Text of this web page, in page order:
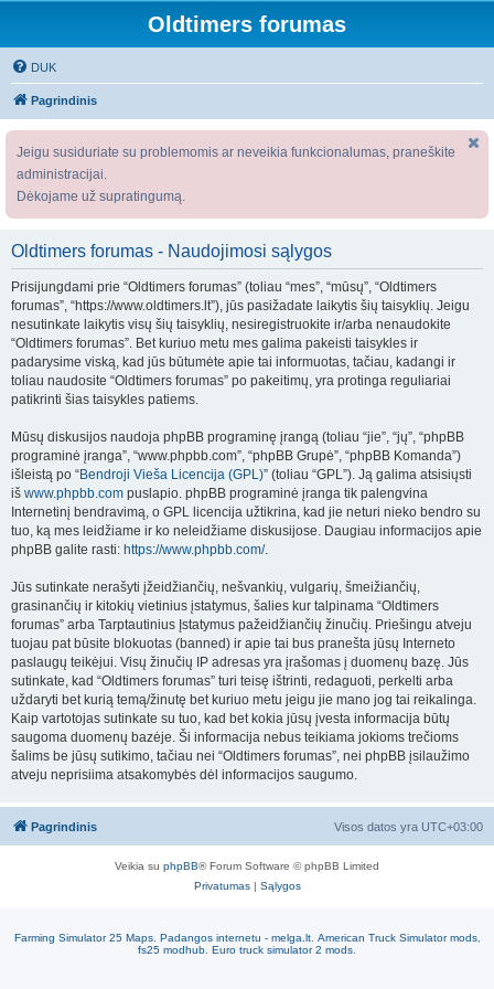
Oldtimers forumas
DUK
Pagrindinis
Jeigu susiduriate su problemomis ar neveikia funkcionalumas, praneškite
administracijai.
Dėkojame už supratingumą.
Oldtimers forumas - Naudojimosi sąlygos
Prisijungdami prie “Oldtimers forumas” (toliau “mes”, “mūsų”, “Oldtimers
forumas”, “https://www.oldtimers.lt”), jūs pasižadate laikytis šių taisyklių. Jeigu
nesutinkate laikytis visų šių taisyklių, nesiregistruokite ir/arba nenaudokite
“Oldtimers forumas”. Bet kuriuo metu mes galima pakeisti taisykles ir
padarysime viską, kad jūs būtumėte apie tai informuotas, tačiau, kadangi ir
toliau naudosite “Oldtimers forumas” po pakeitimų, yra protinga reguliariai
patikrinti šias taisykles patiems.
Mūsų diskusijos naudoja phpBB programinę įrangą (toliau “jie”, “jų”, “phpBB
programinė įranga”, “www.phpbb.com”, “phpBB Grupė”, “phpBB Komanda”)
išleistą po “Bendroji Vieša Licencija (GPL)” (toliau “GPL”). Ją galima atsisiųsti
iš www.phpbb.com puslapio. phpBB programinė įranga tik palengvina
Internetinį bendravimą, o GPL licencija užtikrina, kad jie neturi nieko bendro su
tuo, ką mes leidžiame ir ko neleidžiame diskusijose. Daugiau informacijos apie
phpBB galite rasti: https://www.phpbb.com/.
Jūs sutinkate nerašyti įžeidžiančių, nešvankių, vulgarių, šmeižiančių,
grasinančių ir kitokių vietinius įstatymus, šalies kur talpinama “Oldtimers
forumas” arba Tarptautinius Įstatymus pažeidžiančių žinučių. Priešingu atveju
tuojau pat būsite blokuotas (banned) ir apie tai bus pranešta jūsų Interneto
paslaugų teikėjui. Visų žinučių IP adresas yra įrašomas į duomenų bazę. Jūs
sutinkate, kad “Oldtimers forumas” turi teisę ištrinti, redaguoti, perkelti arba
uždaryti bet kurią temą/žinutę bet kuriuo metu jeigu jie mano jog tai reikalinga.
Kaip vartotojas sutinkate su tuo, kad bet kokia jūsų įvesta informacija būtų
saugoma duomenų bazėje. Ši informacija nebus teikiama jokioms trečioms
šalims be jūsų sutikimo, tačiau nei “Oldtimers forumas”, nei phpBB įsilaužimo
atveju neprisiima atsakomybės dėl informacijos saugumo.
Pagrindinis Visos datos yra UTC+03:00
Veikia su phpBB® Forum Software © phpBB Limited
Privatumas| Sąlygos
Farming Simulator 25 Maps. Padangos internetu - melga.lt. American Truck Simulator mods,
fs25 modhub Euro truck simulator 2 mods